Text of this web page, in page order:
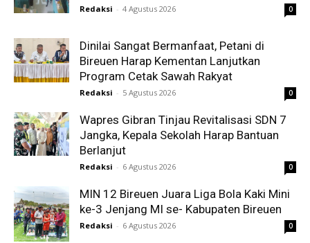
Redaksi - 4 Agustus 2026 0
Dinilai Sangat Bermanfaat, Petani di
Bireuen Harap Kementan Lanjutkan
Program Cetak Sawah Rakyat
Redaksi - 5 Agustus 2026 0
Wapres Gibran Tinjau Revitalisasi SDN 7
Jangka, Kepala Sekolah Harap Bantuan
Berlanjut
Redaksi - 6 Agustus 2026 0
MIN 12 Bireuen Juara Liga Bola Kaki Mini
ke-3 Jenjang MI se- Kabupaten Bireuen
Redaksi - 6 Agustus 2026 0